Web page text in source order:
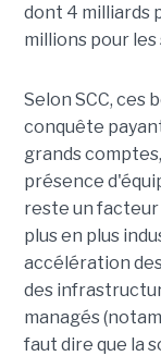
dont 4 milliards
millions pour les
Selon SCC, ces
conquête
grands
présence
reste un
plus en plus
accélération
des
managés
faut dire que la